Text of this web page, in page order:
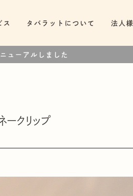
ス タバラットについて 法人
ューアルしました
ークリップ